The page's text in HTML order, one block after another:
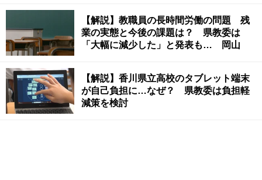
【解説】教職員の長時間労働の問題 残
業の実態と今後の課題は？ 県教委は
「大幅に減少した」と発表も… 岡山
【解説】香川県立高校のタブレット端末
が自己負担に…なぜ？ 県教委は負担軽
減策を検討